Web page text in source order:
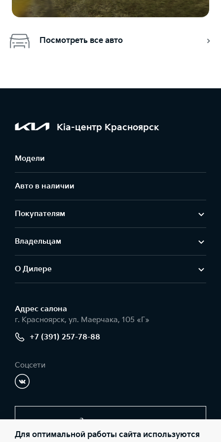
Посмотреть все авто
Kia-центр Красноярск
Модели
Авто в наличии
Покупателям
Владельцам
О Дилере
Адрес салонa
г. Красноярск, ул. Маерчака, 105 «Г»
+7 (391) 257-78-88
Соцсети
Заказать звонок
Для оптимальной работы сайта используются